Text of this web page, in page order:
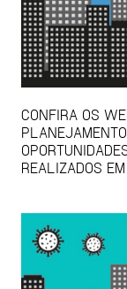
CONFIRA OS
REALIZADOS